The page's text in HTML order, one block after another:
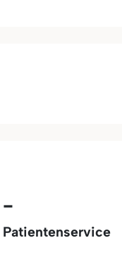
-
Patientenservice